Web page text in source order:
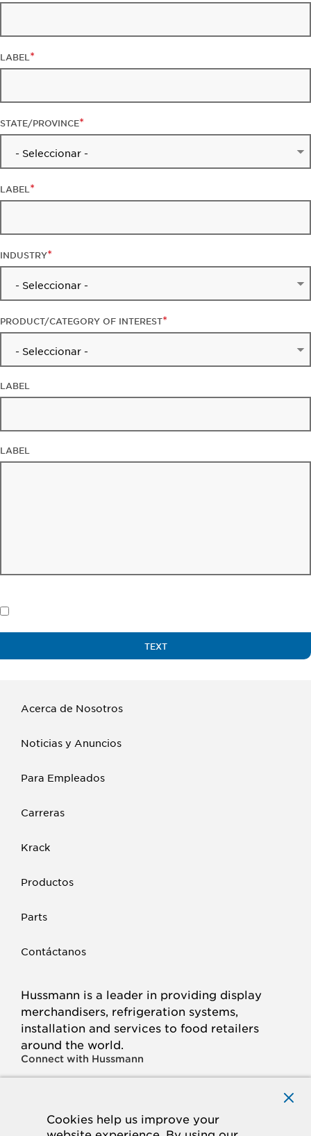
Cookies help us improve your
LABEL
STATE/PROVINCE
LABEL
INDUSTRY
PRODUCT/CATEGORY OF INTEREST
LABEL
LABEL
Acerca de Nosotros
Noticias y Anuncios
Para Empleados
Carreras
Krack
Productos
Parts
Contáctanos
Hussmann is a leader in providing display
merchandisers, refrigeration systems,
installation and services to food retailers
around the world.
Connect with Hussmann
IN